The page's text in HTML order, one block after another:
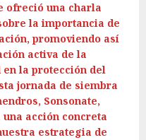
ofreció una charla
la importancia de
promoviendo así
activa de la
en la protección del
jornada de siembra
Sonsonate,
acción concreta
estrategia de